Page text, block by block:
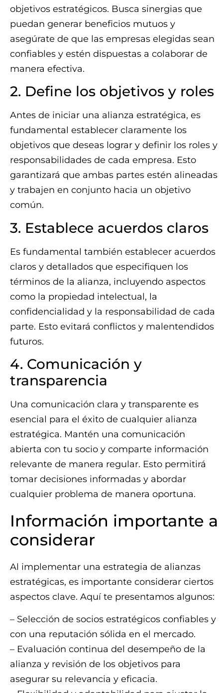
objetivos estratégicos. Busca sinergias que
puedan generar beneficios mutuos y
asegúrate de que las empresas elegidas sean
confiables y estén dispuestas a colaborar de
manera efectiva.
2. Define los objetivos y roles
Antes de iniciar una alianza estratégica, es
fundamental establecer claramente los
objetivos que deseas lograr y definir los roles y
responsabilidades de cada empresa. Esto
garantizará que ambas partes estén alineadas
y trabajen en conjunto hacia un objetivo
común.
3. Establece acuerdos claros
Es fundamental también establecer acuerdos
claros y detallados que especifiquen los
términos de la alianza, incluyendo aspectos
como la propiedad intelectual, la
confidencialidad y la responsabilidad de cada
parte. Esto evitará conflictos y malentendidos
futuros.
4. Comunicación y
transparencia
Una comunicación clara y transparente es
esencial para el éxito de cualquier alianza
estratégica. Mantén una comunicación
abierta con tu socio y comparte información
relevante de manera regular. Esto permitirá
tomar decisiones informadas y abordar
cualquier problema de manera oportuna.
Información importante a
considerar
Al implementar una estrategia de alianzas
estratégicas, es importante considerar ciertos
aspectos clave. Aquí te presentamos algunos:
– Selección de socios estratégicos confiables y
con una reputación sólida en el mercado.
– Evaluación continua del desempeño de la
alianza y revisión de los objetivos para
asegurar su relevancia y eficacia.